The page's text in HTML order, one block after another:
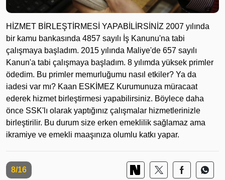
HİZMET BİRLEŞTİRMESİ YAPABİLİRSİNİZ 2007 yılında
bir kamu bankasında 4857 sayılı İş Kanunu'na tabi
çalışmaya başladım. 2015 yılında Maliye'de 657 sayılı
Kanun'a tabi çalışmaya başladım. 8 yılımda yüksek primler
ödedim. Bu primler memurluğumu nasıl etkiler? Ya da
iadesi var mı? Kaan ESKİMEZ Kurumunuza müracaat
ederek hizmet birleştirmesi yapabilirsiniz. Böylece daha
önce SSK'lı olarak yaptığınız çalışmalar hizmetlerinizle
birleştirilir. Bu durum size erken emeklilik sağlamaz ama
ikramiye ve emekli maaşınıza olumlu katkı yapar.
8/16